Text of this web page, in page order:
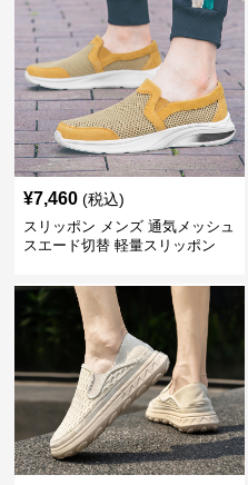
¥7,460 (税込)
スリッポン メンズ 通気メッシュ
スエード切替 軽量スリッポン